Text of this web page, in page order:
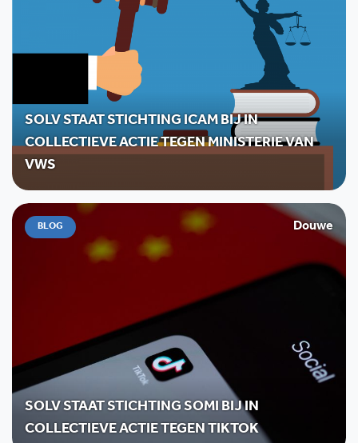
SOLV STAAT STICHTING ICAM BIJ IN
COLLECTIEVE ACTIE TEGEN MINISTERIE VAN
VWS
BLOG Douwe
SOLV STAAT STICHTING SOMI BIJ IN
COLLECTIEVE ACTIE TEGEN TIKTOK